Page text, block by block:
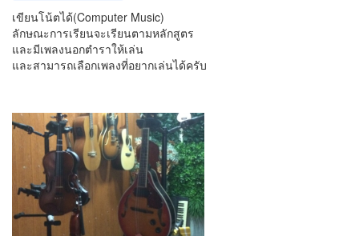
เขียนโน้ตได้(Computer Music)
ลักษณะการเรียนจะเรียนตามหลักสูตร
และมีเพลงนอกตำราให้เล่น
และสามารถเลือกเพลงที่อยากเล่นได้ครับ